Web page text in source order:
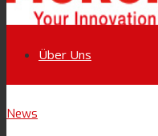
Über Uns
News